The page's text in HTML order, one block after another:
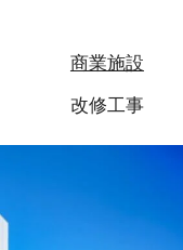
商業施設
改修工事